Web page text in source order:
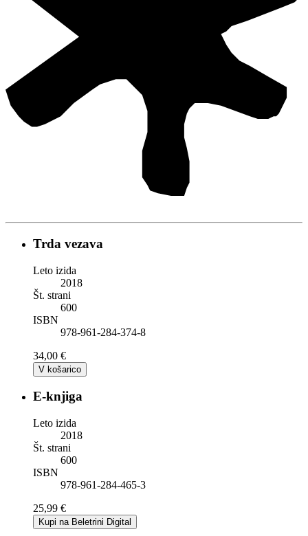
Trda vezava
Leto izida
2018
Št. strani
600
ISBN
978-961-284-374-8
34,00 €
V košarico
E-knjiga
Leto izida
2018
Št. strani
600
ISBN
978-961-284-465-3
25,99 €
Kupi na Beletrini Digital